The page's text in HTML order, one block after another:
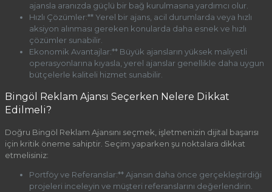
ajansla aranızda güçlü bir bağ kurulmasına yardımcı olur.
Hızlı Çözümler:** Yerel bir ajans, acil durumlarda veya hızlı
aksiyon alınması gereken konularda daha esnek ve hızlı
çözümler sunabilir.
Ekonomik Avantajlar:** Büyük ajansların yüksek maliyetli
operasyonlarına kıyasla, yerel ajanslar genellikle daha uygun
bütçelerle kaliteli hizmet sunabilir.
Bingöl Reklam Ajansı Seçerken Nelere Dikkat
Edilmeli?
Doğru Bingöl Reklam Ajansını seçmek, işletmenizin dijital başarısı
için kritik öneme sahiptir. Seçim yaparken şu noktalara dikkat
etmelisiniz:
Portföy ve Referanslar:** Ajansın daha önce gerçekleştirdiği
projeleri inceleyin ve müşteri referanslarını değerlendirin.